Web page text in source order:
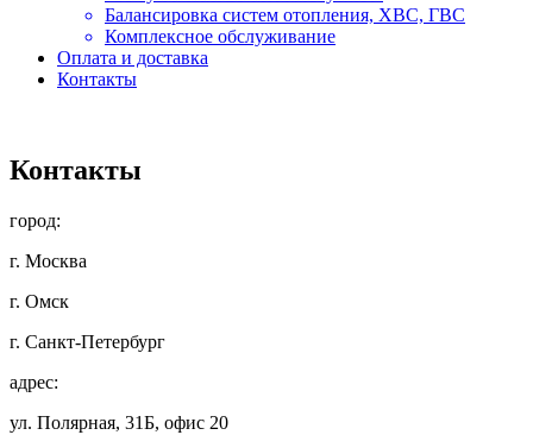
Балансировка систем отопления, ХВС, ГВС
Комплексное обслуживание
Оплата и доставка
Контакты
Контакты
город:
г. Москва
г. Омск
г. Санкт-Петербург
адрес:
ул. Полярная, 31Б, офис 20